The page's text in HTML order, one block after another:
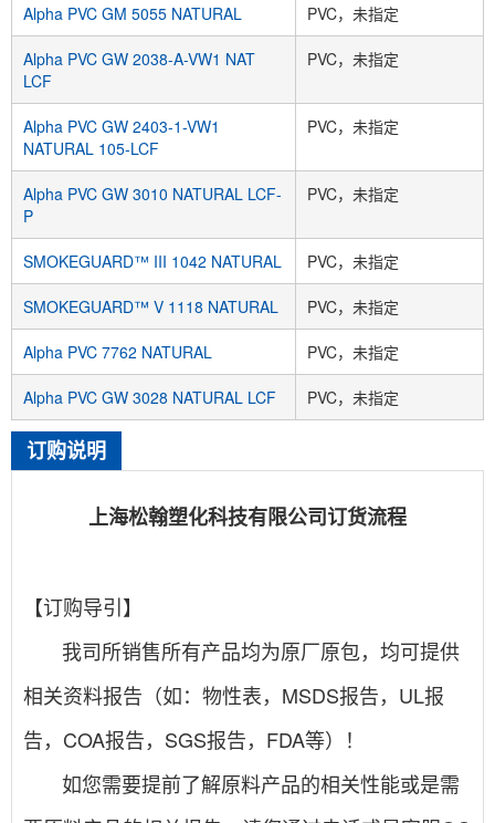
Alpha PVC GM 5055 NATURAL PVC，未指定
Alpha PVC GW 2038-A-VW1 NAT
LCF
PVC，未指定
Alpha PVC GW 2403-1-VW1
NATURAL 105-LCF
PVC，未指定
Alpha PVC GW 3010 NATURAL LCF-
P
PVC，未指定
SMOKEGUARD™ III 1042 NATURAL PVC，未指定
SMOKEGUARD™ V 1118 NATURAL PVC，未指定
Alpha PVC 7762 NATURAL PVC，未指定
Alpha PVC GW 3028 NATURAL LCF PVC，未指定
订购说明
上海松翰塑化科技有限公司订货流程
【订购导引】
我司所销售所有产品均为原厂原包，均可提供
相关资料报告（如：物性表，MSDS报告，UL报
告，COA报告，SGS报告，FDA等）！
如您需要提前了解原料产品的相关性能或是需